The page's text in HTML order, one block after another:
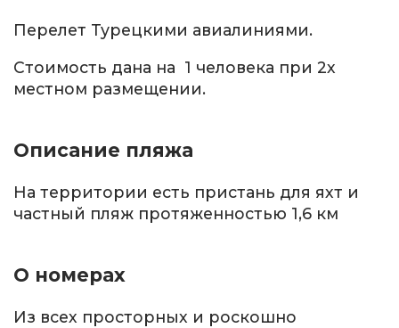
Перелет Турецкими авиалиниями.
Стоимость дана на 1 человека при 2х
местном размещении.
Описание пляжа
На территории есть пристань для яхт и
частный пляж протяженностью 1,6 км
О номерах
Из всех просторных и роскошно